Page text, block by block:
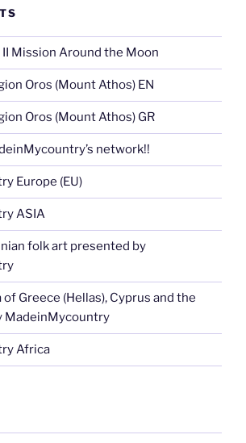
II Mission Around the Moon
Oros (Mount Athos) EN
Oros (Mount Athos) GR
network!!
Europe (EU)
ASIA
folk art presented by
of Greece (Hellas), Cyprus and the
MadeinMycountry
Africa